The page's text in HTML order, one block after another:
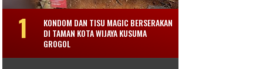
KONDOM DAN TISU MAGIC BERSERAKAN
DI TAMAN KOTA WIJAYA KUSUMA
GROGOL